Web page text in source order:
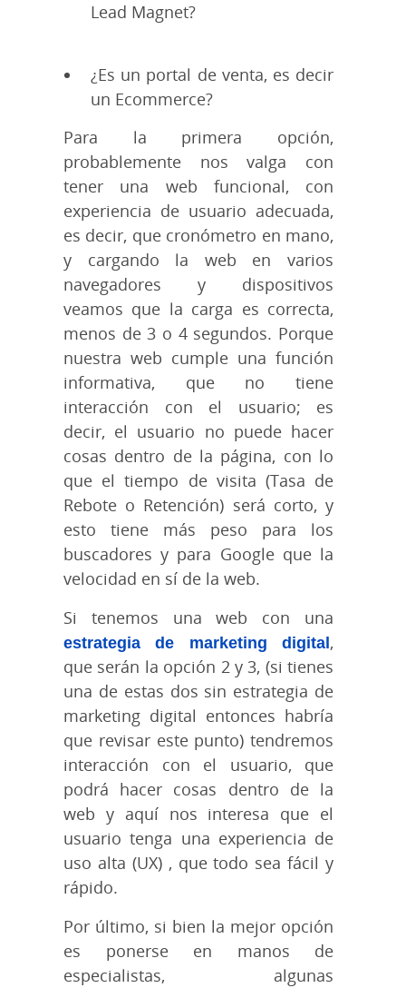
Lead Magnet?
¿Es un portal de venta, es decir
un Ecommerce?
Para la primera opción,
probablemente nos valga con
tener una web funcional, con
experiencia de usuario adecuada,
es decir, que cronómetro en mano,
y cargando la web en varios
navegadores y dispositivos
veamos que la carga es correcta,
menos de 3 o 4 segundos. Porque
nuestra web cumple una función
informativa, que no tiene
interacción con el usuario; es
decir, el usuario no puede hacer
cosas dentro de la página, con lo
que el tiempo de visita (Tasa de
Rebote o Retención) será corto, y
esto tiene más peso para los
buscadores y para Google que la
velocidad en sí de la web.
Si tenemos una web con una
estrategia de marketing digital,
que serán la opción 2 y 3, (si tienes
una de estas dos sin estrategia de
marketing digital entonces habría
que revisar este punto) tendremos
interacción con el usuario, que
podrá hacer cosas dentro de la
web y aquí nos interesa que el
usuario tenga una experiencia de
uso alta (UX) , que todo sea fácil y
rápido.
Por último, si bien la mejor opción
es ponerse en manos de
especialistas, algunas